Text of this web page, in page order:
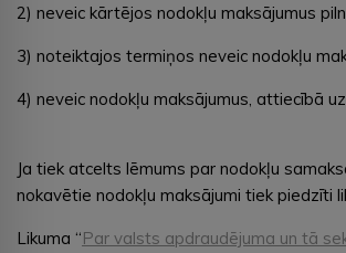
2) neveic kārtējos nodokļu maksājumus
3) noteiktajos termiņos neveic nodokļu
4) neveic nodokļu maksājumus, attiecībā
Ja tiek atcelts lēmums par nodokļu
nokavētie nodokļu maksājumi tiek piedzīti
Likuma “Par valsts apdraudējuma un tā